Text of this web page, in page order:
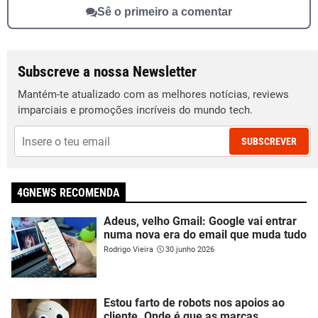
Sê o primeiro a comentar
Subscreve a nossa Newsletter
Mantém-te atualizado com as melhores notícias, reviews
imparciais e promoções incríveis do mundo tech.
SUBSCREVER
4GNEWS RECOMENDA
Adeus, velho Gmail: Google vai entrar
numa nova era do email que muda tudo
Rodrigo Vieira 30 junho 2026
Estou farto de robots nos apoios ao